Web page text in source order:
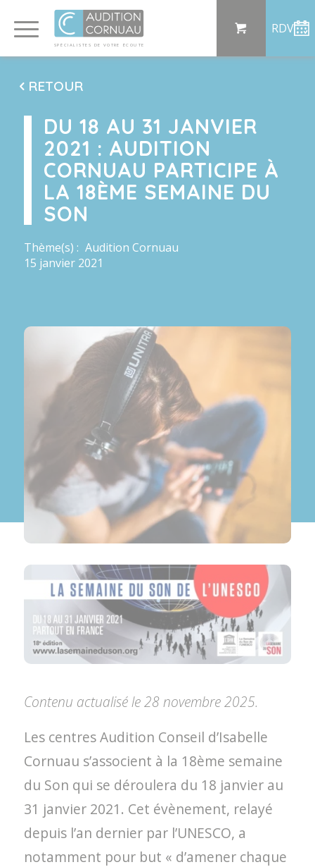
SP ÉCI AL I S TE S DE VO TRE ÉC OU TE
RDV
RETOUR
DU 18 AU 31 JANVIER
2021 : AUDITION
CORNUAU PARTICIPE À
LA 18ÈME SEMAINE DU
SON
Thème(s) : Audition Cornuau
15 janvier 2021
Contenu actualisé le 28 novembre 2025.
Les centres Audition Conseil d’Isabelle
Cornuau s’associent à la 18ème semaine
du Son qui se déroulera du 18 janvier au
31 janvier 2021. Cet évènement, relayé
depuis l’an dernier par l’UNESCO, a
notamment pour but « d’amener chaque
Panneau de gestion des cookies